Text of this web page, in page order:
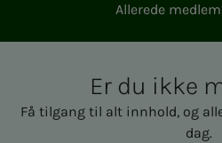
Allerede
Er du ikke
Få tilgang til alt innhold, og
dag.